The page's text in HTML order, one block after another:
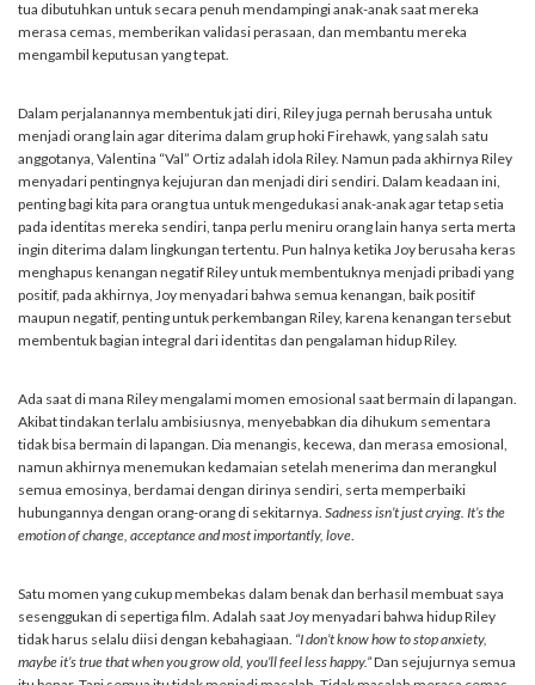
tua dibutuhkan untuk secara penuh mendampingi anak-anak saat mereka
merasa cemas, memberikan validasi perasaan, dan membantu mereka
mengambil keputusan yang tepat.
Dalam perjalanannya membentuk jati diri, Riley juga pernah berusaha untuk
menjadi orang lain agar diterima dalam grup hoki Firehawk, yang salah satu
anggotanya, Valentina “Val” Ortiz adalah idola Riley. Namun pada akhirnya Riley
menyadari pentingnya kejujuran dan menjadi diri sendiri. Dalam keadaan ini,
penting bagi kita para orang tua untuk mengedukasi anak-anak agar tetap setia
pada identitas mereka sendiri, tanpa perlu meniru orang lain hanya serta merta
ingin diterima dalam lingkungan tertentu. Pun halnya ketika Joy berusaha keras
menghapus kenangan negatif Riley untuk membentuknya menjadi pribadi yang
positif, pada akhirnya, Joy menyadari bahwa semua kenangan, baik positif
maupun negatif, penting untuk perkembangan Riley, karena kenangan tersebut
membentuk bagian integral dari identitas dan pengalaman hidup Riley.
Ada saat di mana Riley mengalami momen emosional saat bermain di lapangan.
Akibat tindakan terlalu ambisiusnya, menyebabkan dia dihukum sementara
tidak bisa bermain di lapangan. Dia menangis, kecewa, dan merasa emosional,
namun akhirnya menemukan kedamaian setelah menerima dan merangkul
semua emosinya, berdamai dengan dirinya sendiri, serta memperbaiki
hubungannya dengan orang-orang di sekitarnya. Sadness isn’t just crying. It’s the
emotion of change, acceptance and most importantly, love.
Satu momen yang cukup membekas dalam benak dan berhasil membuat saya
sesenggukan di sepertiga film. Adalah saat Joy menyadari bahwa hidup Riley
tidak harus selalu diisi dengan kebahagiaan. “I don’t know how to stop anxiety,
maybe it’s true that when you grow old, you’ll feel less happy.”Dan sejujurnya semua